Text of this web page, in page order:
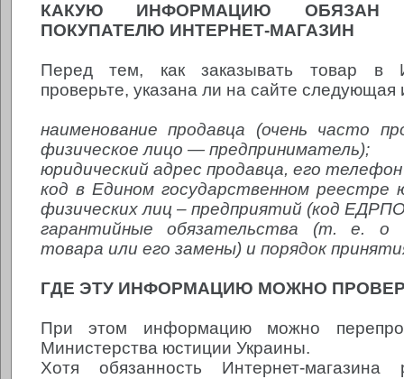
КАКУЮ ИНФОРМАЦИЮ ОБЯЗАН
ПОКУПАТЕЛЮ ИНТЕРНЕТ-МАГАЗИН
Перед тем, как заказывать товар в
проверьте, указана ли на сайте
наименование продавца (очень часто
физическое лицо — предприниматель);
юридический адрес продавца, его
код в Едином государственном реестре
физических лиц – предприятий (код
гарантийные обязательства (т. е. о
товара или его замены) и порядок
ГДЕ ЭТУ ИНФОРМАЦИЮ МОЖНО
При этом информацию можно
Министерства юстиции Украины.
Хотя обязанность Интернет-магазина